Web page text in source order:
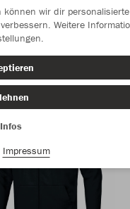
wir dir personalisierte
Weitere
Impressum